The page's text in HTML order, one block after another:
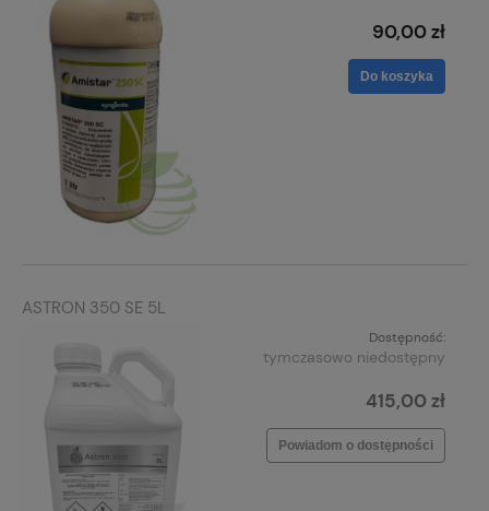
90,00 zł
Do koszyka
ASTRON 350 SE 5L
Dostępność:
tymczasowo niedostępny
415,00 zł
Powiadom o dostępności